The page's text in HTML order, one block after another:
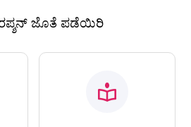
ಜೊತೆ ಪಡೆಯಿರಿ